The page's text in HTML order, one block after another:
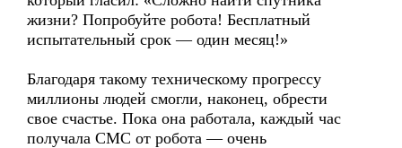
жизни? Попробуйте робота! Бесплатный
испытательный срок — один месяц!»
Благодаря такому техническому прогрессу
миллионы людей смогли, наконец, обрести
свое счастье. Пока она работала, каждый час
получала СМС от робота — очень